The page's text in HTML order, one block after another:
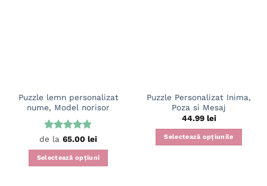
Puzzle lemn personalizat
nume, Model norisor
Evaluat la
5din 5
de la 65.00 lei
Selectează opțiuni
Puzzle Personalizat Inima,
Poza si Mesaj
44.99 lei
Selectează opțiunile